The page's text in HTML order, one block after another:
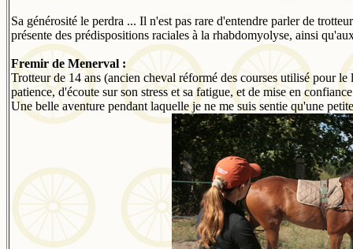
Sa générosité le perdra ... Il n'est pas rare d'entendre parler de
présente des prédispositions raciales à la rhabdomyolyse, ainsi
Fremir de Menerval :
Trotteur de 14 ans (ancien cheval réformé des courses utilisé pour
patience, d'écoute sur son stress et sa fatigue, et de mise en
Une belle aventure pendant laquelle je ne me suis sentie qu'une